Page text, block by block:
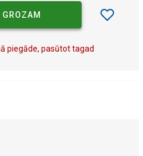
piegāde, pasūtot tagad